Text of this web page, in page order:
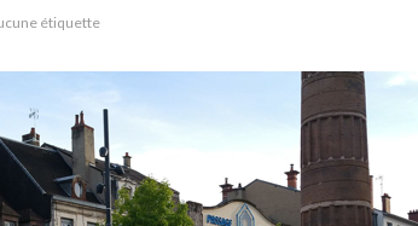
étiquette